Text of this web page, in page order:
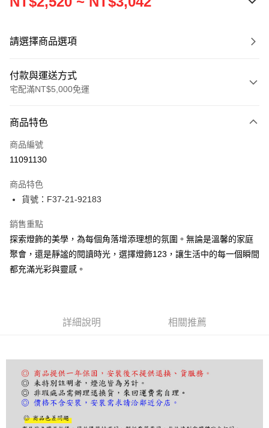
請選擇商品選項
付款與運送方式
宅配滿NT$5,000免運
信用卡一次付款
LINE Pay
街口支付
悠遊付
Google Pay
全盈+PAY
AFTEE先享後付是「在收到商品之後才付款」的支付方式。 讓您購物簡單
３．安心：先確認商品／服務後，再付款。
【「AFTEE先享後付」結帳流程】
１．於結帳方式選擇「AFTEE先享後付」後，將跳轉至「AFTEE先享後付」
２．訂單成立數日內，您將收到繳費通知簡訊。
宅配
每筆NT$180，滿NT$5,000(含以上)免運費
商品特色
商品編號
11091130
商品特色
貨號：F37-21-92183
銷售重點
探索燈飾的美學，為每個角落增添理想的氛圍。無論是溫馨的家庭
聚會，還是靜謐的閱讀時光，選擇燈飾123，讓生活中的每一個瞬間
都充滿光彩與靈感。
詳細說明 相關推薦